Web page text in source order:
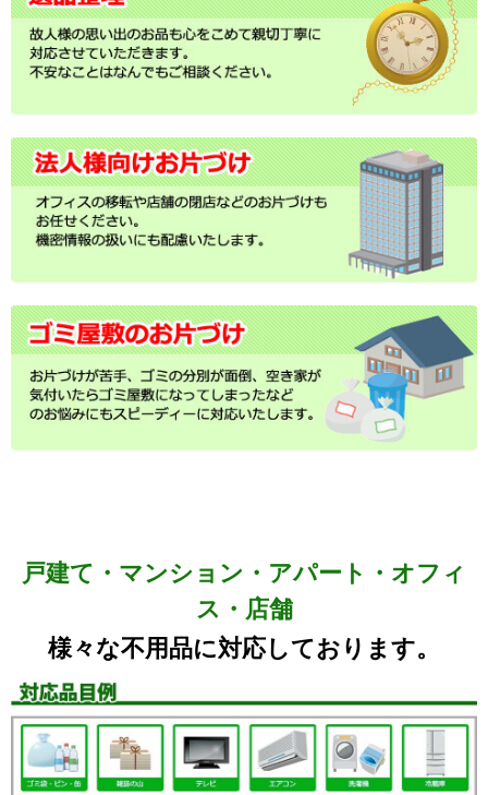
戸建て・マンション・アパート・オフィ
ス・店舗
様々な不用品に対応しております。